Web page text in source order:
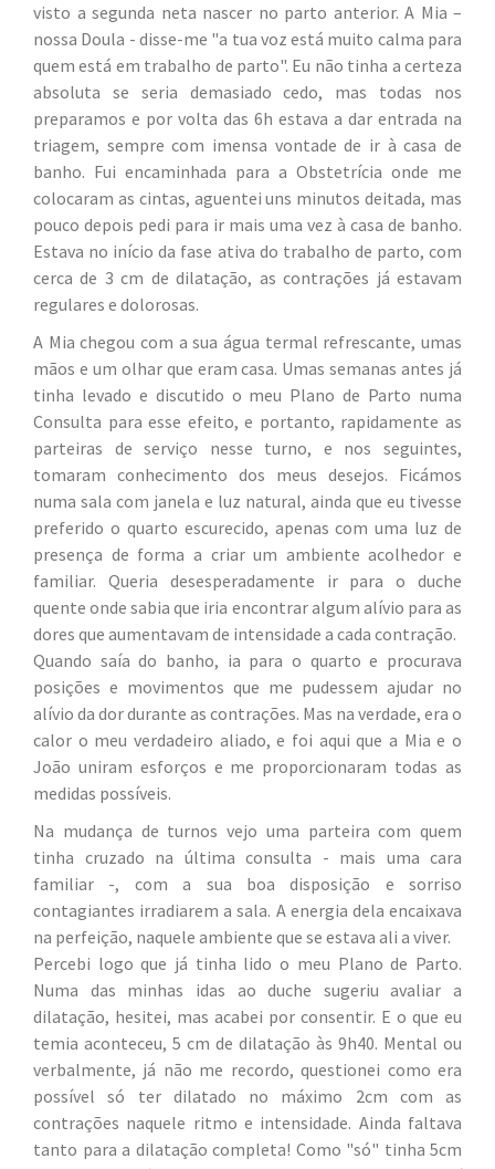
visto a segunda neta nascer no parto anterior. A Mia –
nossa Doula - disse-me "a tua voz está muito calma para
quem está em trabalho de parto". Eu não tinha a certeza
absoluta se seria demasiado cedo, mas todas nos
preparamos e por volta das 6h estava a dar entrada na
triagem, sempre com imensa vontade de ir à casa de
banho. Fui encaminhada para a Obstetrícia onde me
colocaram as cintas, aguentei uns minutos deitada, mas
pouco depois pedi para ir mais uma vez à casa de banho.
Estava no início da fase ativa do trabalho de parto, com
cerca de 3 cm de dilatação, as contrações já estavam
regulares e dolorosas.
A Mia chegou com a sua água termal refrescante, umas
mãos e um olhar que eram casa. Umas semanas antes já
tinha levado e discutido o meu Plano de Parto numa
Consulta para esse efeito, e portanto, rapidamente as
parteiras de serviço nesse turno, e nos seguintes,
tomaram conhecimento dos meus desejos. Ficámos
numa sala com janela e luz natural, ainda que eu tivesse
preferido o quarto escurecido, apenas com uma luz de
presença de forma a criar um ambiente acolhedor e
familiar. Queria desesperadamente ir para o duche
quente onde sabia que iria encontrar algum alívio para as
dores que aumentavam de intensidade a cada contração.
Quando saía do banho, ia para o quarto e procurava
posições e movimentos que me pudessem ajudar no
alívio da dor durante as contrações. Mas na verdade, era o
calor o meu verdadeiro aliado, e foi aqui que a Mia e o
João uniram esforços e me proporcionaram todas as
medidas possíveis.
Na mudança de turnos vejo uma parteira com quem
tinha cruzado na última consulta - mais uma cara
familiar -, com a sua boa disposição e sorriso
contagiantes irradiarem a sala. A energia dela encaixava
na perfeição, naquele ambiente que se estava ali a viver.
Percebi logo que já tinha lido o meu Plano de Parto.
Numa das minhas idas ao duche sugeriu avaliar a
dilatação, hesitei, mas acabei por consentir. E o que eu
temia aconteceu, 5 cm de dilatação às 9h40. Mental ou
verbalmente, já não me recordo, questionei como era
possível só ter dilatado no máximo 2cm com as
contrações naquele ritmo e intensidade. Ainda faltava
tanto para a dilatação completa! Como "só" tinha 5cm